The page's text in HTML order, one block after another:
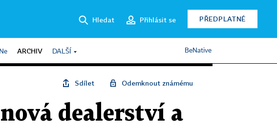
Hledat Přihlásit se PŘEDPLATNÉ
ARCHIV DALŠÍ BeNative
Sdílet Odemknout známému
dealerství a